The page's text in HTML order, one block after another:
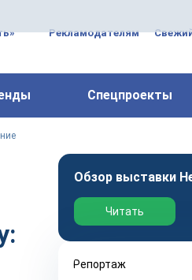
ремонтом,
работают на
Рекламодателям
Спецпроекты
Обзор выставки
Читать
Репортаж